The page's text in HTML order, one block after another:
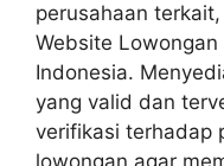
perusahaan
Website
Indonesia.
yang valid dan
verifikasi terhadap
lowongan agar